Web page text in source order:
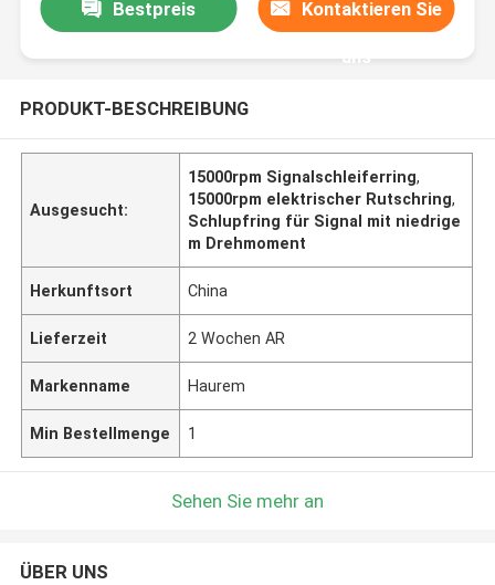
Bestpreis Kontaktieren Sie
uns
PRODUKT-BESCHREIBUNG
Ausgesucht:
15000rpm Signalschleiferring,
15000rpm elektrischer Rutschring,
Schlupfring für Signal mit niedrige
m Drehmoment
Herkunftsort China
Lieferzeit 2 Wochen AR
Markenname Haurem
Min Bestellmenge 1
Sehen Sie mehr an
ÜBER UNS